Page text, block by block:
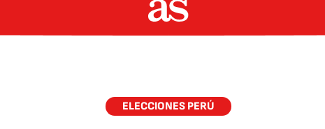
ELECCIONES PERÚ